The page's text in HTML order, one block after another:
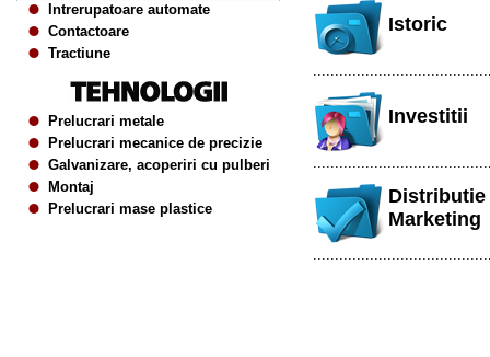
Intrerupatoare automate
Contactoare
Tractiune
Prelucrari metale
Prelucrari mecanice de precizie
Galvanizare, acoperiri cu pulberi
Montaj
Prelucrari mase plastice
Istoric
Investitii
Distributie
Marketing